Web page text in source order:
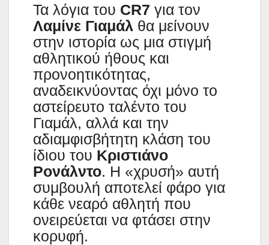
Τα λόγια του CR7 για τον
Λαμίνε Γιαμάλ θα μείνουν
στην ιστορία ως μια στιγμή
αθλητικού ήθους και
προνοητικότητας,
αναδεικνύοντας όχι μόνο το
αστείρευτο ταλέντο του
Γιαμάλ, αλλά και την
αδιαμφισβήτητη κλάση του
ίδιου του Κριστιάνο
Ρονάλντο. Η «χρυσή» αυτή
συμβουλή αποτελεί φάρο για
κάθε νεαρό αθλητή που
ονειρεύεται να φτάσει στην
κορυφή.